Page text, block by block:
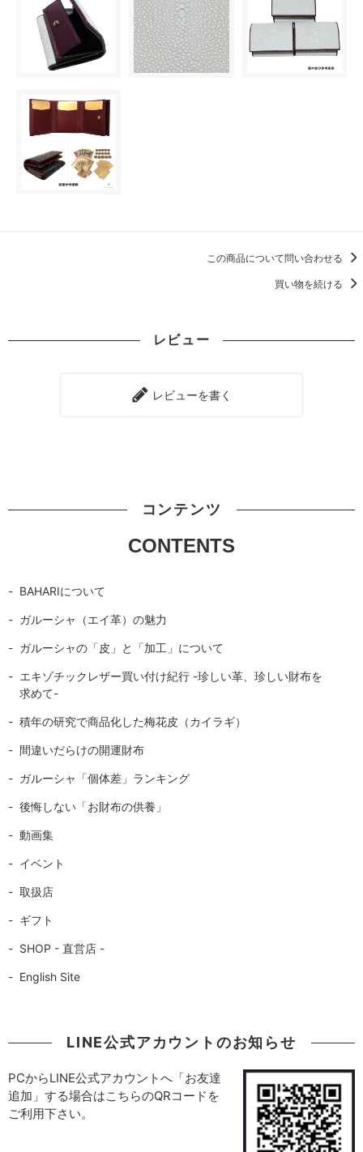
この商品について問い合わせる
買い物を続ける
レビュー
レビューを書く